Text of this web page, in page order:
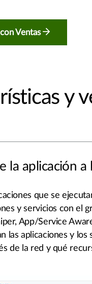
Ventas
y
la aplicación a
que se
y servicios con el
App/Service
las aplicaciones y los
de la red y qué